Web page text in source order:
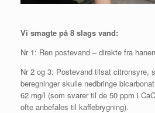
Vi smagte på 8 slags vand:
Nr 1: Ren postevand – direkte fra
Nr 2 og 3: Postevand tilsat citronsyre,
beregninger skulle nedbringe
62 mg/l (som svarer til de 50 ppm i
ofte anbefales til kaffebrygning).